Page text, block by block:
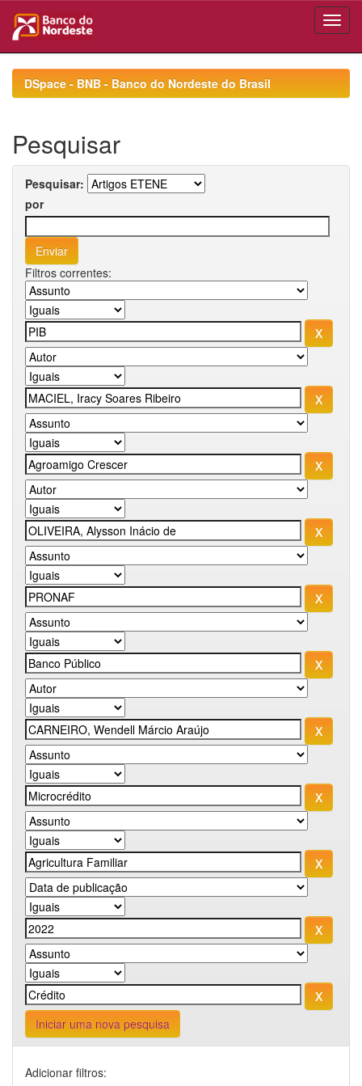
navigationDSpace - BNB - Banco do Nordeste do Brasil
Pesquisar
Pesquisar:
por
Filtros correntes:
Iniciar uma nova pesquisa
Adicionar filtros: